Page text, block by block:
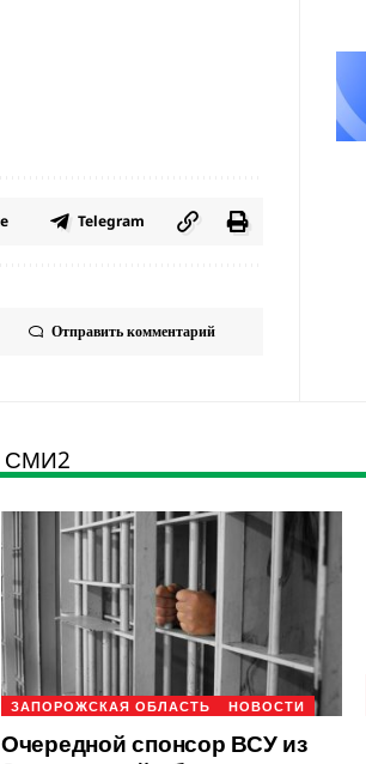
Telegram
Отправить комментарий
СМИ2
ЗАПОРОЖСКАЯ ОБЛАСТЬ НОВОСТИ
Очередной спонсор ВСУ из